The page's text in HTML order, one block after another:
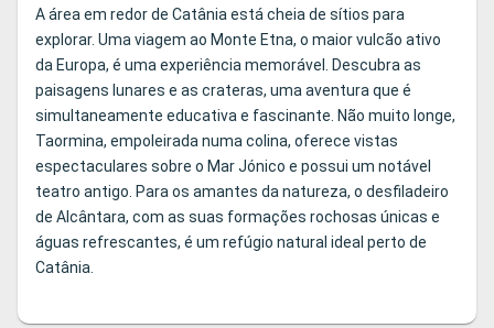
A área em redor de Catânia está cheia de sítios para
explorar. Uma viagem ao Monte Etna, o maior vulcão ativo
da Europa, é uma experiência memorável. Descubra as
paisagens lunares e as crateras, uma aventura que é
simultaneamente educativa e fascinante. Não muito longe,
Taormina, empoleirada numa colina, oferece vistas
espectaculares sobre o Mar Jónico e possui um notável
teatro antigo. Para os amantes da natureza, o desfiladeiro
de Alcântara, com as suas formações rochosas únicas e
águas refrescantes, é um refúgio natural ideal perto de
Catânia.